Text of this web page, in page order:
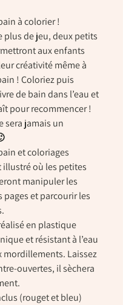
à colorier !
plus de jeu, deux petits
aux enfants
créativité même à
! Coloriez puis
de bain dans l’eau et
pour recommencer !
sera jamais un
et coloriages
où les petites
manipuler les
pages et parcourir les
en plastique
et résistant à l’eau
mordillements. Laissez
ouvertes, il sèchera
(rouget et bleu)